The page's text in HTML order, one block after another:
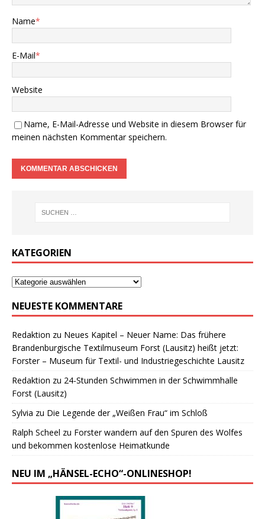
Name*
E-Mail*
Website
Name, E-Mail-Adresse und Website in diesem Browser für
meinen nächsten Kommentar speichern.
KATEGORIEN
NEUESTE KOMMENTARE
Redaktion zu Neues Kapitel – Neuer Name: Das frühere
Brandenburgische Textilmuseum Forst (Lausitz) heißt jetzt:
Forster – Museum für Textil- und Industriegeschichte Lausitz
Redaktion zu 24-Stunden Schwimmen in der Schwimmhalle
Forst (Lausitz)
Sylvia zu Die Legende der „Weißen Frau“ im Schloß
Ralph Scheel zu Forster wandern auf den Spuren des Wolfes
und bekommen kostenlose Heimatkunde
NEU IM „HÄNSEL-ECHO“-ONLINESHOP!